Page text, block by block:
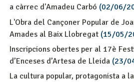
a càrrec d'Amadeu Carbó (02/06/
L'Obra del Cançoner Popular de
Amades al Baix Llobregat(15/05/
Inscripcions obertes per al 17è
d’Enceses d’Artesa de Lleida(23/
La cultura popular, protagonista a